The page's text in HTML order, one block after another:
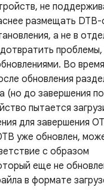
не
размещать DTB-
а не в
проблемы,
Во
обновления
(но до завершения
пытается
для завершения
уже обновлен,
с образом
еще не
в формате